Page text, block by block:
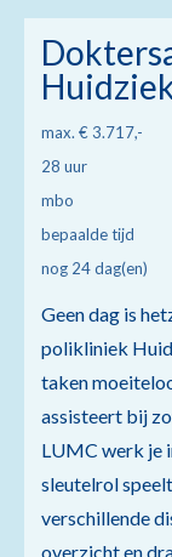
max. € 3.717,-
28 uur
mbo
bepaalde tijd
nog 24 dag(en)
Geen dag is
polikliniek
taken
assisteert bij
LUMC werk je
sleutelrol
verschillende
overzicht en